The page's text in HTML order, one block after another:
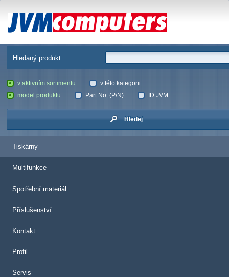
JVM Computers
Hledaný produkt:
v aktivním sortimentu
v této kategorii
model produktu
Part No. (P/N) ID JVM
Hledej
Tiskárny
Multifunkce
Spotřební materiál
Příslušenství
Kontakt
Profil
Servis